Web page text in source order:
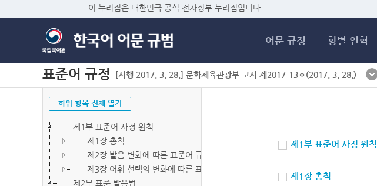
이 누리집은 대한민국 공식 전자정부 누리집입니다.
어문 규정 항별 연혁
표준어 규정 [시행 2017. 3. 28.] 문화체육관광부 고시 제2017-13호(2017. 3. 28.)
하위 항목 전체 열기
제1부 표준어 사정 원칙
제1장 총칙
제2장 발음 변화에 따른 표준어 규정
제3장 어휘 선택의 변화에 따른 표준어 규정
제2부 표준 발음법
제1부 표준어 사정 원칙
제1장 총칙